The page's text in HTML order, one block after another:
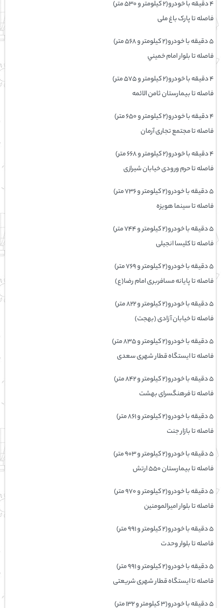
۴ دقیقه با خودرو(۲ کیلومتر و ۵۳۰ متر)
فاصله تا پارک باغ ملی
۵ دقیقه با خودرو(۲ کیلومتر و ۵۶۸ متر)
فاصله تا بلوار امام خميني
۴ دقیقه با خودرو(۲ کیلومتر و ۵۷۵ متر)
فاصله تا بیمارستان ثامن الائمه
۴ دقیقه با خودرو(۲ کیلومتر و ۶۵۰ متر)
فاصله تا مجتمع تجاری آرمان
۴ دقیقه با خودرو(۲ کیلومتر و ۶۶۸ متر)
فاصله تا حرم ورودی خیابان شیرازی
۵ دقیقه با خودرو(۲ کیلومتر و ۷۳۶ متر)
فاصله تا سینما هویزه
۵ دقیقه با خودرو(۲ کیلومتر و ۷۴۴ متر)
فاصله تا کلیسا انجیلی
۵ دقیقه با خودرو(۲ کیلومتر و ۷۶۹ متر)
فاصله تا پایانه مسافربری امام رضا(ع)
۵ دقیقه با خودرو(۲ کیلومتر و ۸۲۲ متر)
فاصله تا خیابان آزادی (بهجت)
۵ دقیقه با خودرو(۲ کیلومتر و ۸۳۵ متر)
فاصله تا ایستگاه قطار شهری سعدی
۵ دقیقه با خودرو(۲ کیلومتر و ۸۴۲ متر)
فاصله تا فرهنگسرای بهشت
۵ دقیقه با خودرو(۲ کیلومتر و ۸۶۱ متر)
فاصله تا بازار جنت
۵ دقیقه با خودرو(۲ کیلومتر و ۹۰۳ متر)
فاصله تا بيمارستان 550 ارتش
۵ دقیقه با خودرو(۲ کیلومتر و ۹۷۰ متر)
فاصله تا بلوار امیرالمومنین
۵ دقیقه با خودرو(۲ کیلومتر و ۹۹۱ متر)
فاصله تا بلوار وحدت
۵ دقیقه با خودرو(۲ کیلومتر و ۹۹۱ متر)
فاصله تا ایستگاه قطار شهری شریعتی
۵ دقیقه با خودرو(۳ کیلومتر و ۱۳۲ متر)